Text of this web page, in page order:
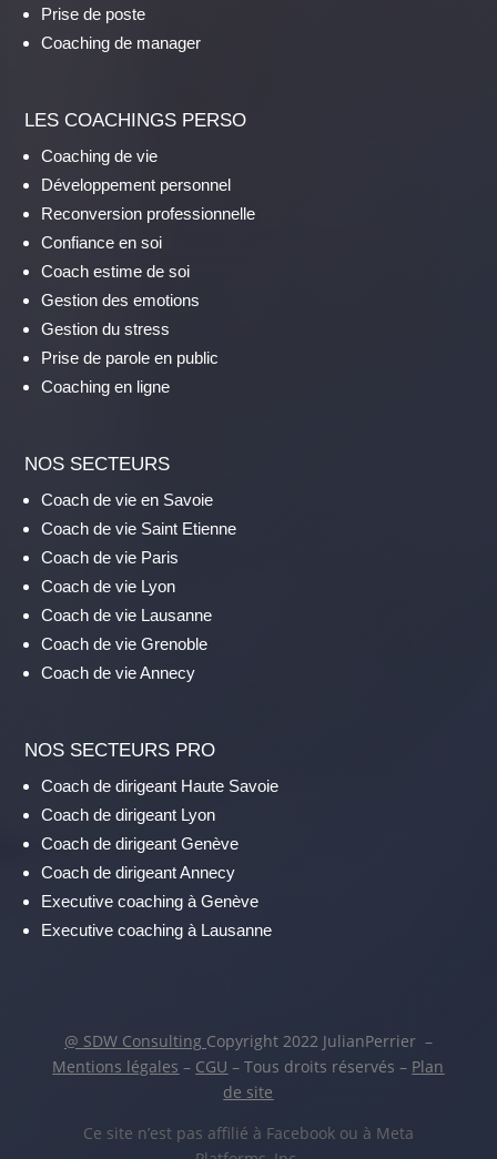
Prise de poste
Coaching de manager
LES COACHINGS PERSO
Coaching de vie
Développement personnel
Reconversion professionnelle
Confiance en soi
Coach estime de soi
Gestion des emotions
Gestion du stress
Prise de parole en public
Coaching en ligne
NOS SECTEURS
Coach de vie en Savoie
Coach de vie Saint Etienne
Coach de vie Paris
Coach de vie Lyon
Coach de vie Lausanne
Coach de vie Grenoble
Coach de vie Annecy
NOS SECTEURS PRO
Coach de dirigeant Haute Savoie
Coach de dirigeant Lyon
Coach de dirigeant Genève
Coach de dirigeant Annecy
Executive coaching à Genève
Executive coaching à Lausanne
@ SDW Consulting Copyright 2022 JulianPerrier –
Mentions légales – CGU – Tous droits réservés – Plan
de site
Ce site n’est pas affilié à Facebook ou à Meta